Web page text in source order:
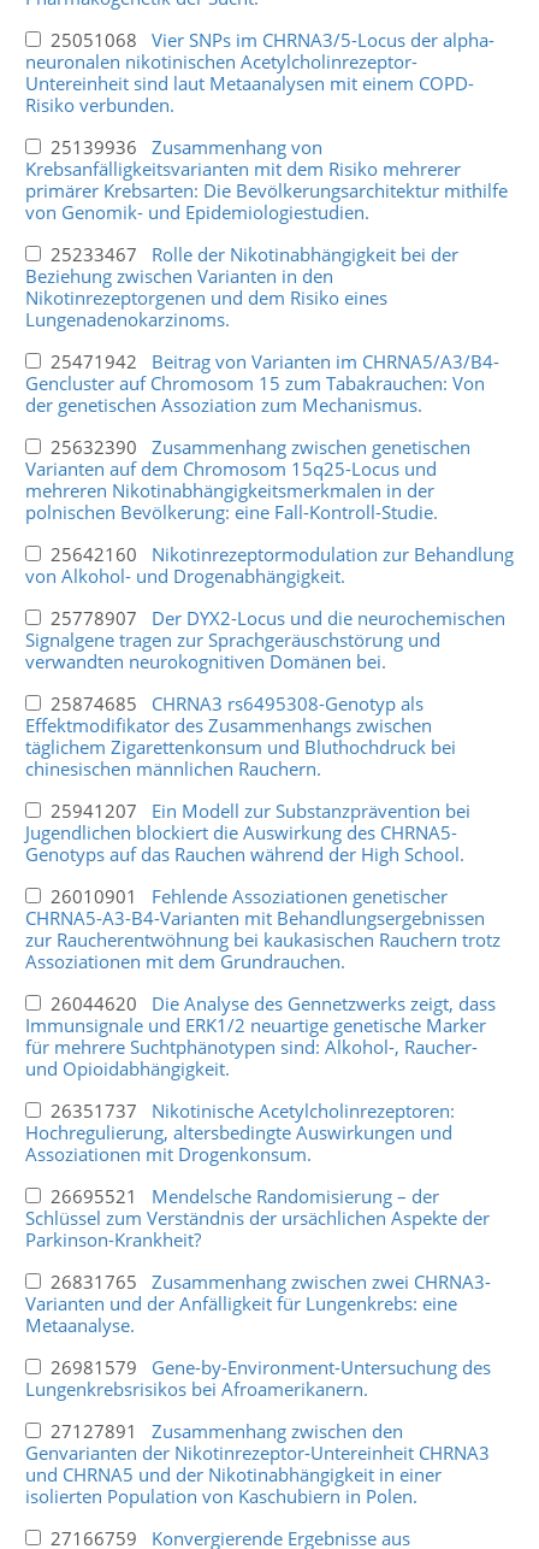
25051068 Vier SNPs im CHRNA3/5-Locus der alpha-
neuronalen nikotinischen Acetylcholinrezeptor-
Untereinheit sind laut Metaanalysen mit einem COPD-
Risiko verbunden.
25139936 Zusammenhang von
Krebsanfälligkeitsvarianten mit dem Risiko mehrerer
primärer Krebsarten: Die Bevölkerungsarchitektur mithilfe
von Genomik- und Epidemiologiestudien.
25233467 Rolle der Nikotinabhängigkeit bei der
Beziehung zwischen Varianten in den
Nikotinrezeptorgenen und dem Risiko eines
Lungenadenokarzinoms.
25471942 Beitrag von Varianten im CHRNA5/A3/B4-
Gencluster auf Chromosom 15 zum Tabakrauchen: Von
der genetischen Assoziation zum Mechanismus.
25632390 Zusammenhang zwischen genetischen
Varianten auf dem Chromosom 15q25-Locus und
mehreren Nikotinabhängigkeitsmerkmalen in der
polnischen Bevölkerung: eine Fall-Kontroll-Studie.
25642160 Nikotinrezeptormodulation zur Behandlung
von Alkohol- und Drogenabhängigkeit.
25778907 Der DYX2-Locus und die neurochemischen
Signalgene tragen zur Sprachgeräuschstörung und
verwandten neurokognitiven Domänen bei.
25874685 CHRNA3 rs6495308-Genotyp als
Effektmodifikator des Zusammenhangs zwischen
täglichem Zigarettenkonsum und Bluthochdruck bei
chinesischen männlichen Rauchern.
25941207 Ein Modell zur Substanzprävention bei
Jugendlichen blockiert die Auswirkung des CHRNA5-
Genotyps auf das Rauchen während der High School.
26010901 Fehlende Assoziationen genetischer
CHRNA5-A3-B4-Varianten mit Behandlungsergebnissen
zur Raucherentwöhnung bei kaukasischen Rauchern trotz
Assoziationen mit dem Grundrauchen.
26044620 Die Analyse des Gennetzwerks zeigt, dass
Immunsignale und ERK1/2 neuartige genetische Marker
für mehrere Suchtphänotypen sind: Alkohol-, Raucher-
und Opioidabhängigkeit.
26351737 Nikotinische Acetylcholinrezeptoren:
Hochregulierung, altersbedingte Auswirkungen und
Assoziationen mit Drogenkonsum.
26695521 Mendelsche Randomisierung – der
Schlüssel zum Verständnis der ursächlichen Aspekte der
Parkinson-Krankheit?
26831765 Zusammenhang zwischen zwei CHRNA3-
Varianten und der Anfälligkeit für Lungenkrebs: eine
Metaanalyse.
26981579 Gene-by-Environment-Untersuchung des
Lungenkrebsrisikos bei Afroamerikanern.
27127891 Zusammenhang zwischen den
Genvarianten der Nikotinrezeptor-Untereinheit CHRNA3
und CHRNA5 und der Nikotinabhängigkeit in einer
isolierten Population von Kaschubiern in Polen.
27166759 Konvergierende Ergebnisse aus